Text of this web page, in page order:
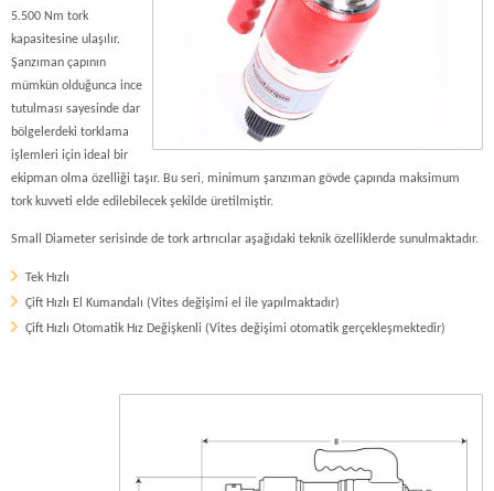
5.500 Nm tork
kapasitesine ulaşılır.
Şanzıman çapının
mümkün olduğunca ince
tutulması sayesinde dar
bölgelerdeki torklama
işlemleri için ideal bir
ekipman olma özelliği taşır. Bu seri, minimum şanzıman gövde çapında maksimum
tork kuvveti elde edilebilecek şekilde üretilmiştir.
Small Diameter serisinde de tork artırıcılar aşağıdaki teknik özelliklerde sunulmaktadır.
Tek Hızlı
Çift Hızlı El Kumandalı (Vites değişimi el ile yapılmaktadır)
Çift Hızlı Otomatik Hız Değişkenli (Vites değişimi otomatik gerçekleşmektedir)